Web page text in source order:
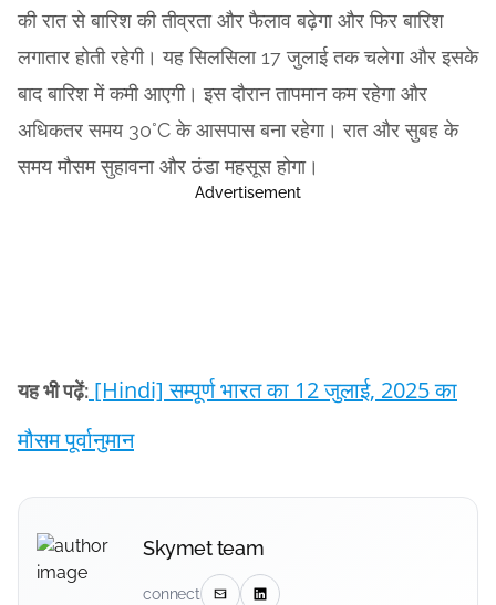
की रात से बारिश की तीव्रता और फैलाव बढ़ेगा और फिर बारिश
लगातार होती रहेगी। यह सिलसिला 17 जुलाई तक चलेगा और इसके
बाद बारिश में कमी आएगी। इस दौरान तापमान कम रहेगा और
अधिकतर समय 30°C के आसपास बना रहेगा। रात और सुबह के
समय मौसम सुहावना और ठंडा महसूस होगा।
Advertisement
यह भी पढ़ें: [Hindi] सम्पूर्ण भारत का 12 जुलाई, 2025 का
मौसम पूर्वानुमान
Skymet team
connect